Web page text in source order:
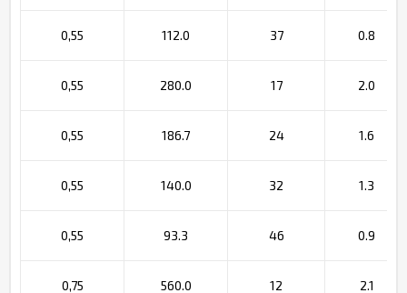
0,55 112.0 37 0.8
0,55 280.0 17 2.0
0,55 186.7 24 1.6
0,55 140.0 32 1.3
0,55 93.3 46 0.9
0,75 560.0 12 2.1